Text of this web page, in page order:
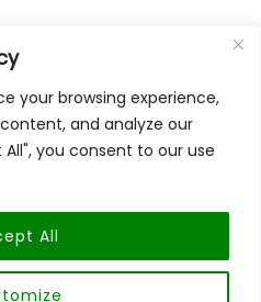
your browsing experience,
and analyze our
you consent to our use
All